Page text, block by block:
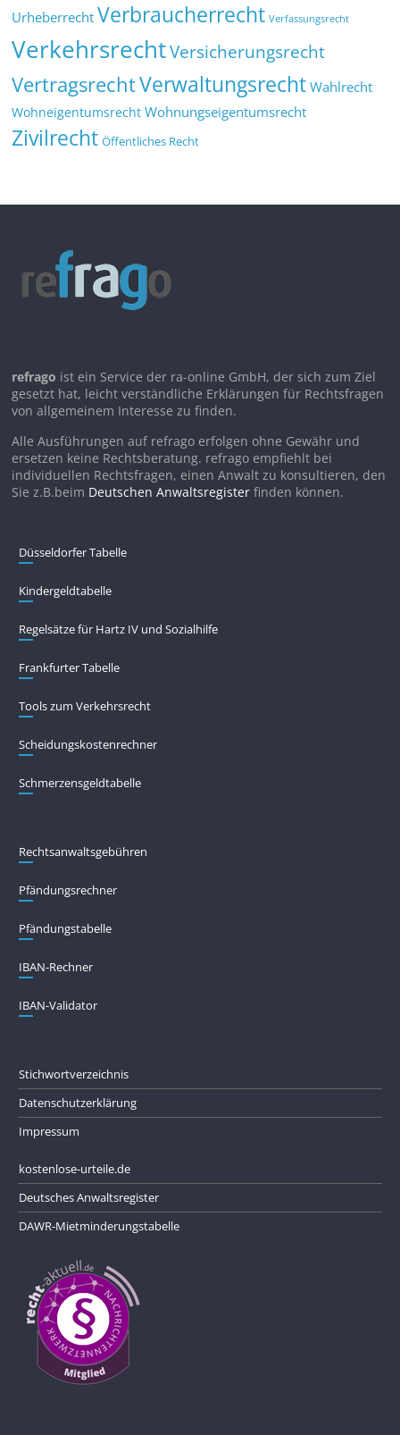
Urheberrecht Verbraucherrecht Verfassungsrecht
VerkehrsrechtVersicherungsrecht
VertragsrechtVerwaltungsrecht Wahlrecht
Wohneigentumsrecht Wohnungseigentumsrecht
Zivilrecht Öffentliches Recht
refrago ist ein Service der ra-online GmbH, der sich zum Ziel
gesetzt hat, leicht verständliche Erklärungen für Rechtsfragen
von allgemeinem Interesse zu finden.
Alle Ausführungen auf refrago erfolgen ohne Gewähr und
ersetzen keine Rechtsberatung. refrago empfiehlt bei
individuellen Rechtsfragen, einen Anwalt zu konsultieren, den
Sie z.B.beim Deutschen Anwaltsregister finden können.
Düsseldorfer Tabelle
Kindergeldtabelle
Regelsätze für Hartz IV und Sozialhilfe
Frankfurter Tabelle
Tools zum Verkehrsrecht
Scheidungskostenrechner
Schmerzensgeldtabelle
Rechtsanwaltsgebühren
Pfändungs­rechner
Pfändungs­tabelle
IBAN-Rechner
IBAN-Validator
Stichwortverzeichnis
Datenschutzerklärung
Impressum
kostenlose-urteile.de
Deutsches Anwaltsregister
DAWR-Mietminderungstabelle